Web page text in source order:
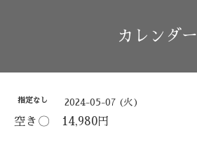
カレンダー
指定なし 2024-05-07 (火)
空き〇 14,980円